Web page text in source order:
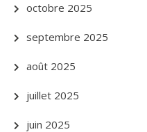
octobre 2025
septembre 2025
août 2025
juillet 2025
juin 2025